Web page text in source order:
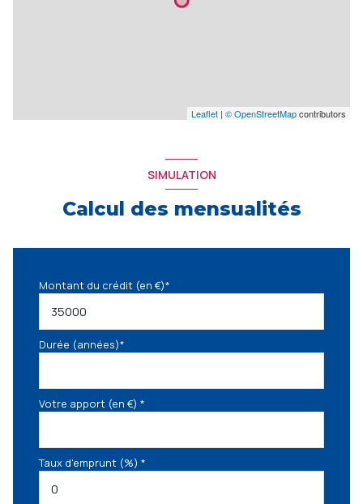
Leaflet | © OpenStreetMapcontributors
SIMULATION
Calcul des mensualités
Montant du crédit (en €)*
Durée (années)*
Votre apport (en €) *
Taux d'emprunt (%) *